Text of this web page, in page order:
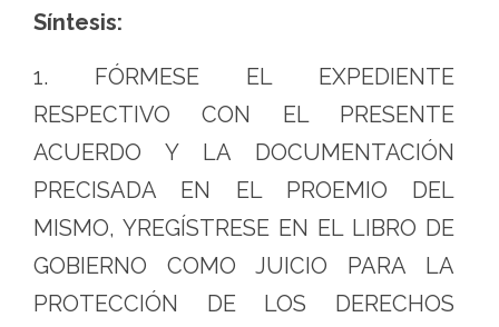
Síntesis:
1. FÓRMESE EL EXPEDIENTE
RESPECTIVO CON EL PRESENTE
ACUERDO Y LA DOCUMENTACIÓN
PRECISADA EN EL PROEMIO DEL
MISMO, YREGÍSTRESE EN EL LIBRO DE
GOBIERNO COMO JUICIO PARA LA
PROTECCIÓN DE LOS DERECHOS